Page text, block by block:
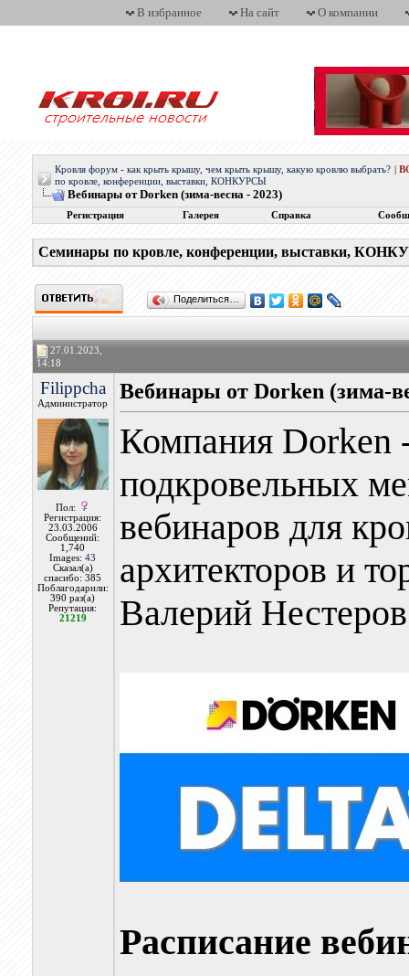
В избранное На сайт О компании
Кровля форум - как крыть крышу, чем крыть крышу, какую кровлю выбрать?
по кровле, конференции, выставки, КОНКУРСЫ
Вебинары от Dorken (зима-весна - 2023)
Регистрация Галерея Справка
Семинары по кровле, конференции, выставки,
Поделиться…
27.01.2023,
14:18
Filippcha
Администратор
Пол:
Регистрация:
23.03.2006
Сообщений:
1,740
Images:43
Сказал(а)
спасибо: 385
Поблагодарили:
390 раз(а)
Репутация:
21219
Вебинары от Dorken (зима-
Компания Dorken
подкровельных
вебинаров для
архитекторов и
Валерий
Расписание